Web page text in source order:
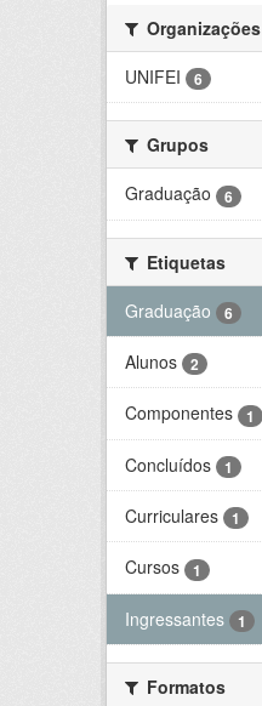
Organizações
UNIFEI
6
Grupos
Graduação
6
Etiquetas
Graduação
6
Alunos 2
Componentes 1
Concluídos 1
Curriculares 1
Cursos 1
Ingressantes 1
Formatos